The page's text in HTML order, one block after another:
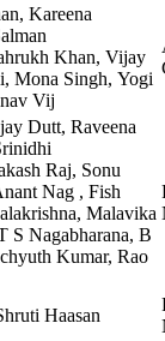
Kareena
Khan, Vijay
Mona Singh, Yogi
Vij
Dutt, Raveena
Raj, Sonu
Nag , Fish
Malavika
S Nagabharana, B
Kumar, Rao
Haasan